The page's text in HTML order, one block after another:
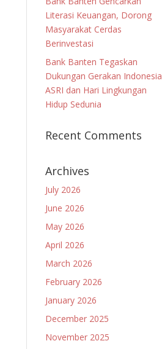
Literasi Keuangan, Dorong
Masyarakat Cerdas
Berinvestasi
Bank Banten Tegaskan
Dukungan Gerakan Indonesia
ASRI dan Hari Lingkungan
Hidup Sedunia
Recent Comments
Archives
July 2026
June 2026
May 2026
April 2026
March 2026
February 2026
January 2026
December 2025
November 2025